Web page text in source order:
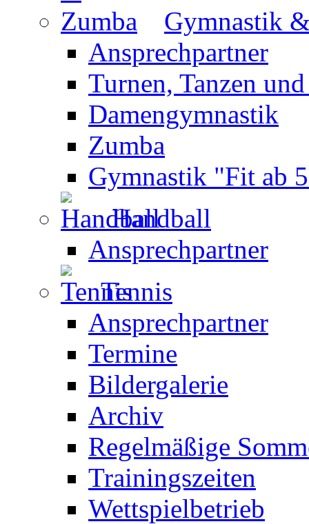
Gymnastik
Ansprechpartner
Turnen, Tanzen
Damengymnastik
Zumba
Gymnastik "Fit ab
Handball
Ansprechpartner
Tennis
Ansprechpartner
Termine
Bildergalerie
Archiv
Regelmäßige
Trainingszeiten
Wettspielbetrieb